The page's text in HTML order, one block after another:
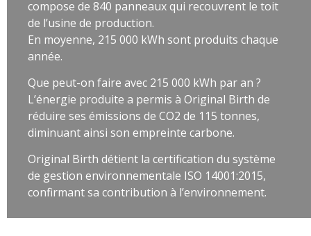
compose de 840 panneaux qui recouvrent le toit
de l’usine de production.
En moyenne, 215 000 kWh sont produits chaque
année.
Que peut-on faire avec 215 000 kWh par an ?
L’énergie produite a permis à Original Birth de
réduire ses émissions de CO2 de 115 tonnes,
diminuant ainsi son empreinte carbone.
Original Birth détient la certification du système
de gestion environnementale ISO 14001:2015,
confirmant sa contribution à l’environnement.